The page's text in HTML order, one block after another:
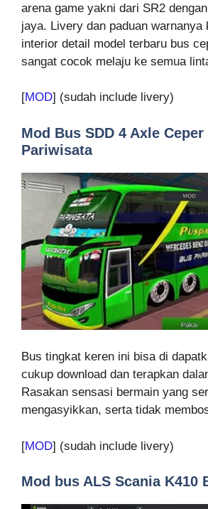
arena game yakni dari SR2
jaya. Livery dan paduan warnanya
interior detail model terbaru bus
sangat cocok melaju ke semua
[MOD] (sudah include livery)
Mod Bus SDD 4 Axle
Pariwisata
Bus tingkat keren ini bisa di
cukup download dan terapkan
Rasakan sensasi bermain yang
mengasyikkan, serta tidak
[MOD] (sudah include livery)
Mod bus ALS Scania K410